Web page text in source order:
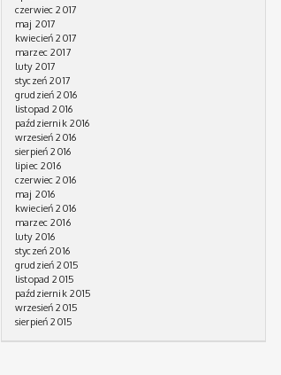
czerwiec 2017
maj 2017
kwiecień 2017
marzec 2017
luty 2017
styczeń 2017
grudzień 2016
listopad 2016
październik 2016
wrzesień 2016
sierpień 2016
lipiec 2016
czerwiec 2016
maj 2016
kwiecień 2016
marzec 2016
luty 2016
styczeń 2016
grudzień 2015
listopad 2015
październik 2015
wrzesień 2015
sierpień 2015